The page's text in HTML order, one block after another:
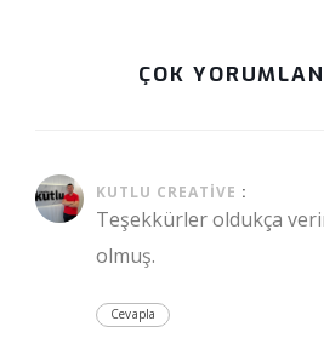
ÇOK
KUTLU CREATIVE :
Teşekkürler oldukça
olmuş.
Cevapla